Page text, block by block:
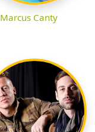
Marcus Canty